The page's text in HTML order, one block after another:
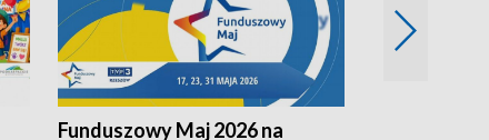
Funduszowy Maj 2026 na